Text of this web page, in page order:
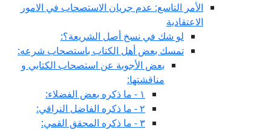
الأمر التاسع: عدم جريان الاستصحاب في الامور
الاعتقادية
لو شك في نسخ أصل الشريعة؟:
تمسك بعض أهل الكتاب باستصحاب شرعه:
بعض الأجوبة عن استصحاب الكتابي و
مناقشتها:
١ - ما ذكره بعض الفضلاء:
٢ - ما ذكره الفاضل النراقي:
٣ - ما ذكره المحقق القمي: